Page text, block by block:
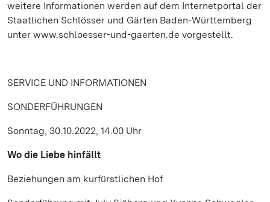
weitere Informationen werden auf dem Internetportal der
Staatlichen Schlösser und Gärten Baden-Württemberg
unter www.schloesser-und-gaerten.de vorgestellt.
SERVICE UND INFORMATIONEN
SONDERFÜHRUNGEN
Sonntag, 30.10.2022, 14.00 Uhr
Wo die Liebe hinfällt
Beziehungen am kurfürstlichen Hof